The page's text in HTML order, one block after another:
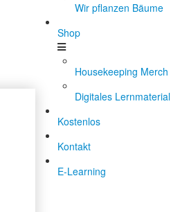
Wir pflanzen Bäume
Shop
Housekeeping Merch
Digitales Lernmaterial
Kostenlos
Kontakt
E-Learning